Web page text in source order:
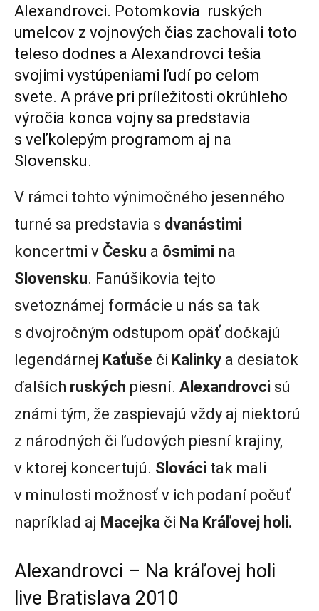
Alexandrovci. Potomkovia ruských
umelcov z vojnových čias zachovali toto
teleso dodnes a Alexandrovci tešia
svojimi vystúpeniami ľudí po celom
svete. A práve pri príležitosti okrúhleho
výročia konca vojny sa predstavia
s veľkolepým programom aj na
Slovensku.
V rámci tohto výnimočného jesenného
turné sa predstavia s dvanástimi
koncertmi v Česku a ôsmimi na
Slovensku. Fanúšikovia tejto
svetoznámej formácie u nás sa tak
s dvojročným odstupom opäť dočkajú
legendárnej Kaťuše či Kalinky a desiatok
ďalších ruských piesní. Alexandrovci sú
známi tým, že zaspievajú vždy aj niektorú
z národných či ľudových piesní krajiny,
v ktorej koncertujú. Slováci tak mali
v minulosti možnosť v ich podaní počuť
napríklad aj Macejka či Na Kráľovej holi.
Alexandrovci – Na kráľovej holi
live Bratislava 2010